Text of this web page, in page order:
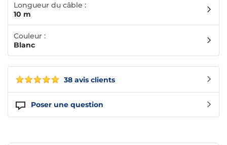
38 avis clients
Poser une question
Longueur du câble :
10 m
Couleur :
Blanc